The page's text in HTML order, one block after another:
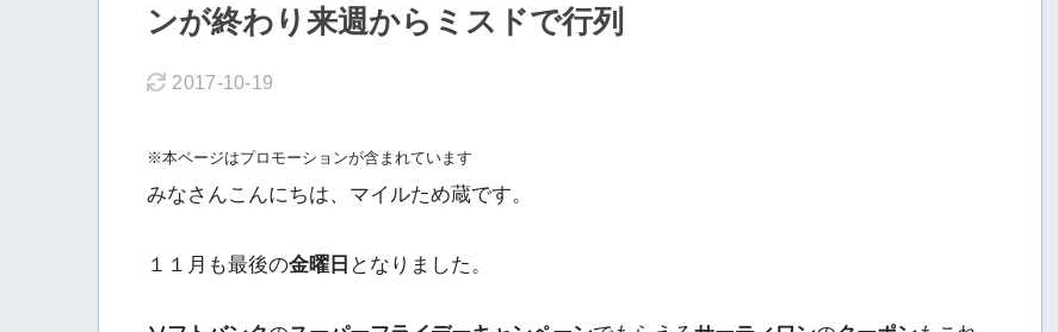
ンが終わり来週からミスドで行列
2017-10-19
※本ページはプロモーションが含まれています
みなさんこんにちは、マイルため蔵です。
１１月も最後の金曜日 となりました。